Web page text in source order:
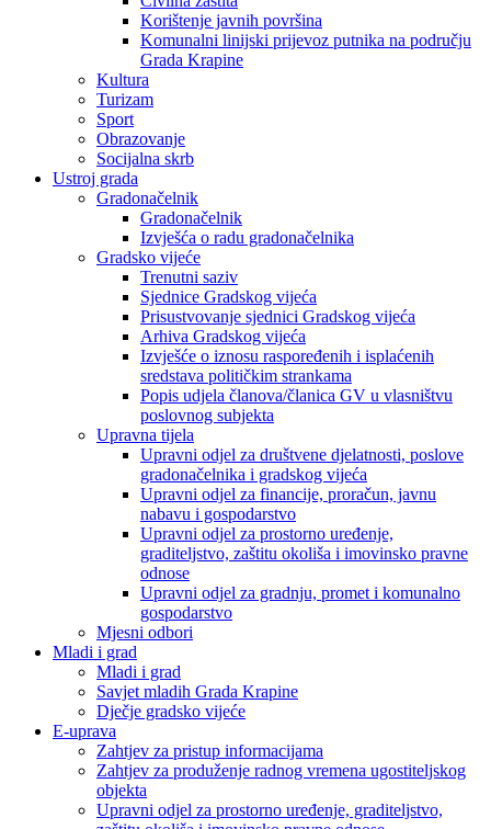
Korištenje javnih površina
Komunalni linijski prijevoz putnika na području
Grada Krapine
Kultura
Turizam
Sport
Obrazovanje
Socijalna skrb
Ustroj grada
Gradonačelnik
Gradonačelnik
Izvješća o radu gradonačelnika
Gradsko vijeće
Trenutni saziv
Sjednice Gradskog vijeća
Prisustvovanje sjednici Gradskog vijeća
Arhiva Gradskog vijeća
Izvješće o iznosu raspoređenih i isplaćenih
sredstava političkim strankama
Popis udjela članova/članica GV u vlasništvu
poslovnog subjekta
Upravna tijela
Upravni odjel za društvene djelatnosti, poslove
gradonačelnika i gradskog vijeća
Upravni odjel za financije, proračun, javnu
nabavu i gospodarstvo
Upravni odjel za prostorno uređenje,
graditeljstvo, zaštitu okoliša i imovinsko pravne
odnose
Upravni odjel za gradnju, promet i komunalno
gospodarstvo
Mjesni odbori
Mladi i grad
Mladi i grad
Savjet mladih Grada Krapine
Dječje gradsko vijeće
E-uprava
Zahtjev za pristup informacijama
Zahtjev za produženje radnog vremena ugostiteljskog
objekta
Upravni odjel za prostorno uređenje, graditeljstvo,